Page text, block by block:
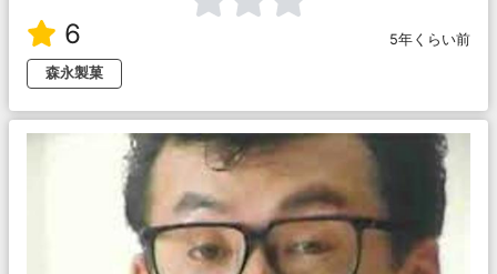
6
5年くらい前
森永製菓